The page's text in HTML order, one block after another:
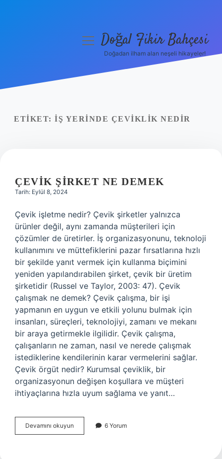
Yasal Uyarı
menüyüDoğal Fikir Bahçesi
Doğadan ilham alan neşeli hikayeler!
ETIKET: İŞ YERINDE ÇEVIKLIK NEDIR
ÇEVIK ŞIRKET NE DEMEK
Tarih: Eylül 8, 2024
Çevik işletme nedir? Çevik şirketler yalnızca
ürünler değil, aynı zamanda müşterileri için
çözümler de üretirler. İş organizasyonunu, teknoloji
kullanımını ve müttefiklerini pazar fırsatlarına hızlı
bir şekilde yanıt vermek için kullanma biçimini
yeniden yapılandırabilen şirket, çevik bir üretim
şirketidir (Russel ve Taylor, 2003: 47). Çevik
çalışmak ne demek? Çevik çalışma, bir işi
yapmanın en uygun ve etkili yolunu bulmak için
insanları, süreçleri, teknolojiyi, zamanı ve mekanı
bir araya getirmekle ilgilidir. Çevik çalışma,
çalışanların ne zaman, nasıl ve nerede çalışmak
istediklerine kendilerinin karar vermelerini sağlar.
Çevik örgüt nedir? Kurumsal çeviklik, bir
organizasyonun değişen koşullara ve müşteri
ihtiyaçlarına hızla uyum sağlama ve yanıt…
Devamını okuyun
Şirket
6 Yorum